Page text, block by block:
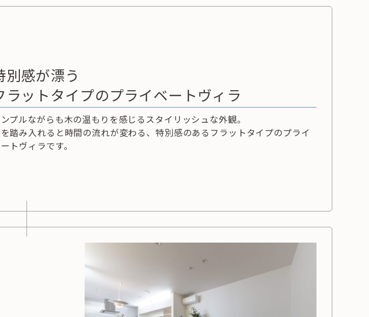
別感が漂う
ラットタイプのプライベートヴィラ
プルながらも木の温もりを感じるスタイリッシュな外観。
踏み入れると時間の流れが変わる、特別感のあるフラットタイプのプライ
トヴィラです。